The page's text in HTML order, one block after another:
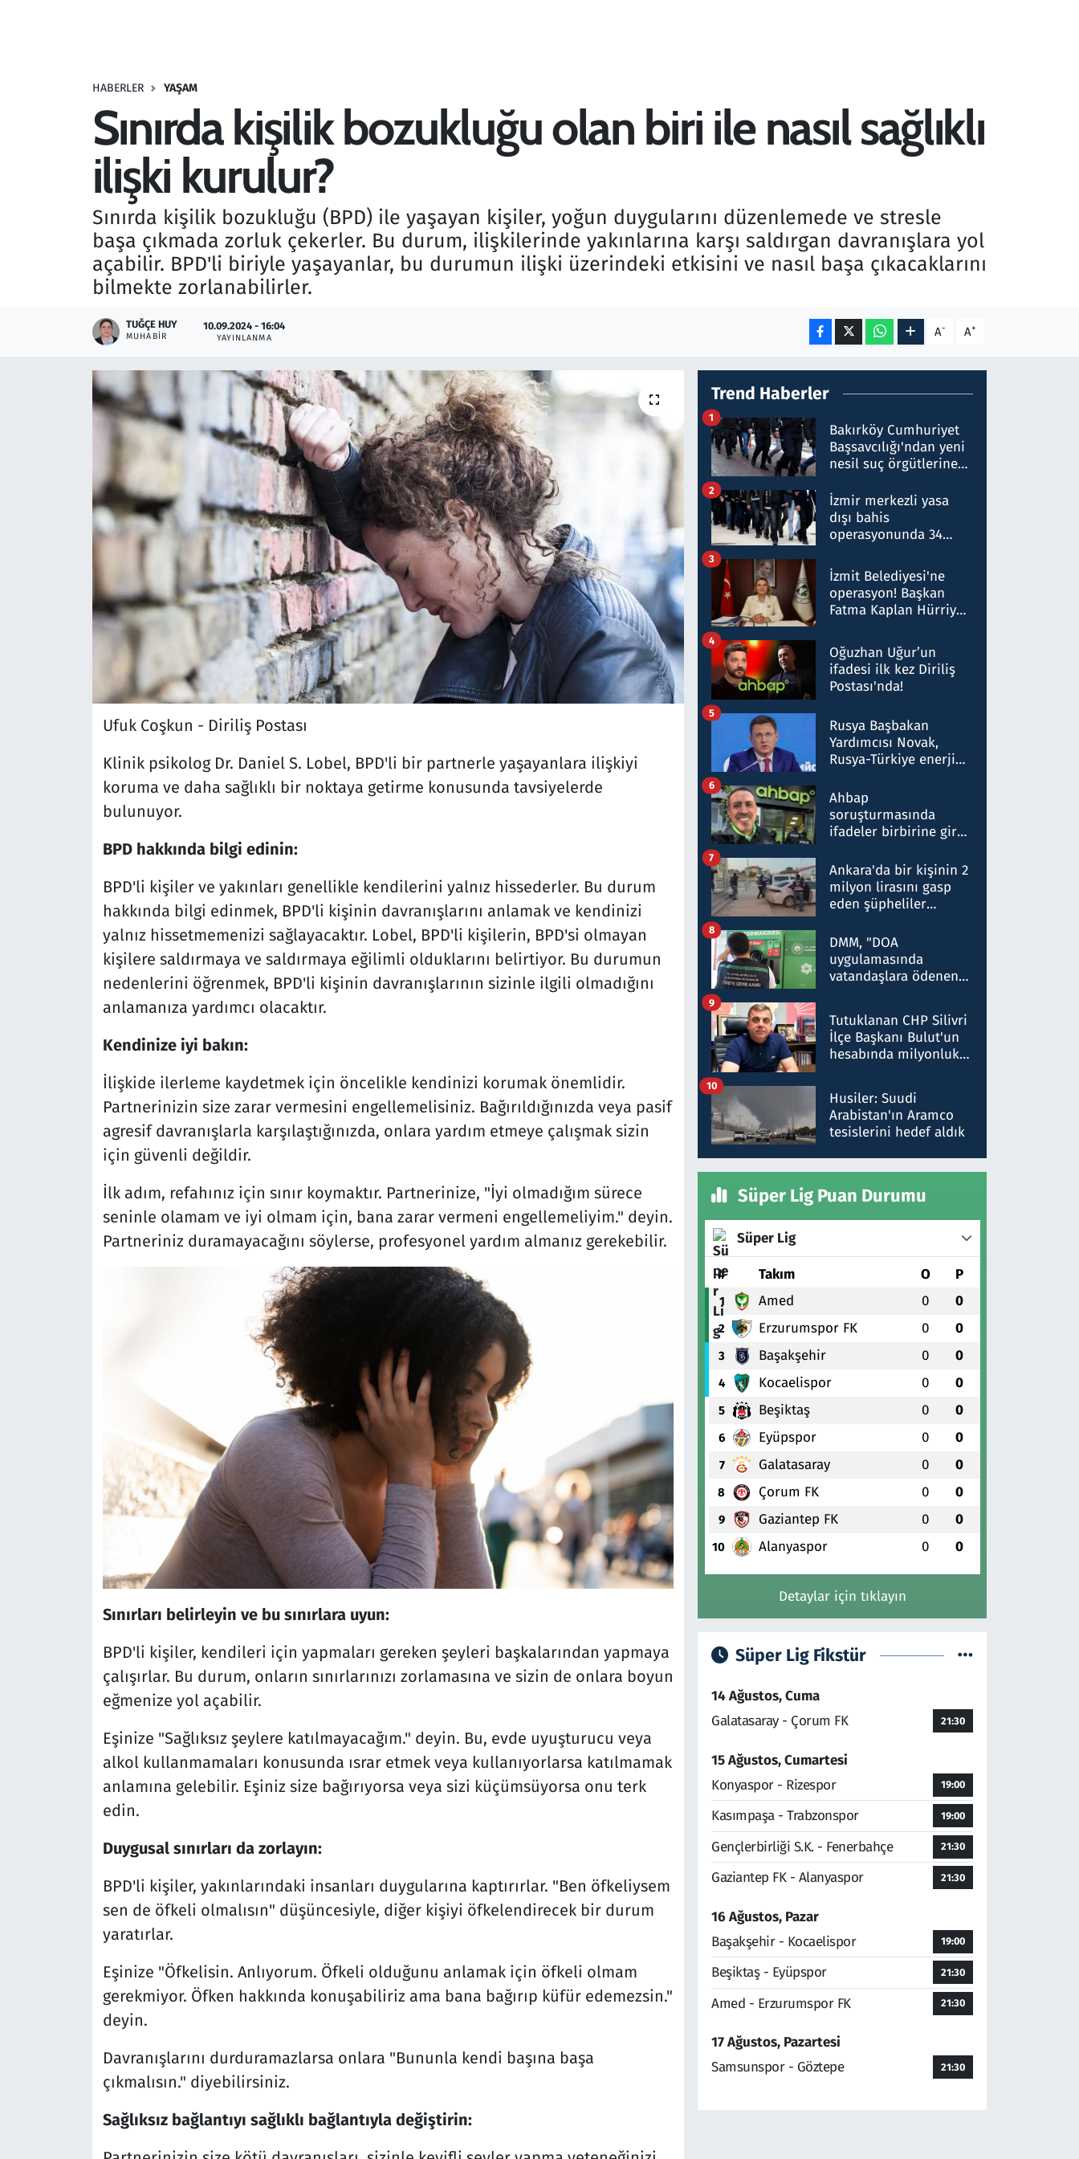
HABERLER YAŞAM
Sınırda kişilik bozukluğu olan biri ile nasıl sağlıklı
ilişki kurulur?
Sınırda kişilik bozukluğu (BPD) ile yaşayan kişiler, yoğun duygularını düzenlemede ve stresle
başa çıkmada zorluk çekerler. Bu durum, ilişkilerinde yakınlarına karşı saldırgan davranışlara yol
açabilir. BPD'li biriyle yaşayanlar, bu durumun ilişki üzerindeki etkisini ve nasıl başa çıkacaklarını
bilmekte zorlanabilirler.
TUĞÇE HUY
MUHABIR
10.09.2024 - 16:04
YAYINLANMA A- A+
Ufuk Coşkun - Diriliş Postası
Klinik psikolog Dr. Daniel S. Lobel, BPD'li bir partnerle yaşayanlara ilişkiyi
koruma ve daha sağlıklı bir noktaya getirme konusunda tavsiyelerde
bulunuyor.
BPD hakkında bilgi edinin:
BPD'li kişiler ve yakınları genellikle kendilerini yalnız hissederler. Bu durum
hakkında bilgi edinmek, BPD'li kişinin davranışlarını anlamak ve kendinizi
yalnız hissetmemenizi sağlayacaktır. Lobel, BPD'li kişilerin, BPD'si olmayan
kişilere saldırmaya ve saldırmaya eğilimli olduklarını belirtiyor. Bu durumun
nedenlerini öğrenmek, BPD'li kişinin davranışlarının sizinle ilgili olmadığını
anlamanıza yardımcı olacaktır.
Kendinize iyi bakın:
İlişkide ilerleme kaydetmek için öncelikle kendinizi korumak önemlidir.
Partnerinizin size zarar vermesini engellemelisiniz. Bağırıldığınızda veya pasif
agresif davranışlarla karşılaştığınızda, onlara yardım etmeye çalışmak sizin
için güvenli değildir.
İlk adım, refahınız için sınır koymaktır. Partnerinize, "İyi olmadığım sürece
seninle olamam ve iyi olmam için, bana zarar vermeni engellemeliyim." deyin.
Partneriniz duramayacağını söylerse, profesyonel yardım almanız gerekebilir.
Sınırları belirleyin ve bu sınırlara uyun:
BPD'li kişiler, kendileri için yapmaları gereken şeyleri başkalarından yapmaya
çalışırlar. Bu durum, onların sınırlarınızı zorlamasına ve sizin de onlara boyun
eğmenize yol açabilir.
Eşinize "Sağlıksız şeylere katılmayacağım." deyin. Bu, evde uyuşturucu veya
alkol kullanmamaları konusunda ısrar etmek veya kullanıyorlarsa katılmamak
anlamına gelebilir. Eşiniz size bağırıyorsa veya sizi küçümsüyorsa onu terk
edin.
Duygusal sınırları da zorlayın:
BPD'li kişiler, yakınlarındaki insanları duygularına kaptırırlar. "Ben öfkeliysem
sen de öfkeli olmalısın" düşüncesiyle, diğer kişiyi öfkelendirecek bir durum
yaratırlar.
Eşinize "Öfkelisin. Anlıyorum. Öfkeli olduğunu anlamak için öfkeli olmam
gerekmiyor. Öfken hakkında konuşabiliriz ama bana bağırıp küfür edemezsin."
deyin.
Davranışlarını durduramazlarsa onlara "Bununla kendi başına başa
çıkmalısın." diyebilirsiniz.
Sağlıksız bağlantıyı sağlıklı bağlantıyla değiştirin:
Trend Haberler
Bakırköy Cumhuriyet
Başsavcılığı'ndan yeni
nesil suç örgütlerine
hakkında gözaltı kararı
1
İzmir merkezli yasa
dışı bahis
operasyonunda 34
Milyar liralık para
trafiği tespit edildi
2
İzmit Belediyesi'ne
operasyon! Başkan
Fatma Kaplan Hürriyet
3
Oğuzhan Uğur’un
ifadesi ilk kez Diriliş
Postası'nda!
4
Rusya Başbakan
Yardımcısı Novak,
Rusya-Türkiye enerji
nitelikte olduğunu
belirtti
5
Ahbap
soruşturmasında
ifadeler birbirine girdi:
ifadelerinden ortaya
çıkan tablo şok etti
6
Ankara'da bir kişinin 2
milyon lirasını gasp
eden şüpheliler
7
DMM, "DOA
uygulamasında
vatandaşlara ödenen
düşürüldüğü" iddiasını
yalanladı
8
Tutuklanan CHP Silivri
İlçe Başkanı Bulut'un
hesabında milyonluk
talimat verdi, ben
gönderdim
9
Husiler: Suudi
Arabistan'ın Aramco
tesislerini hedef aldık
10
Süper Lig Puan Durumu
Süper Lig
# Takım O P
1 Amed 0 0
2 Erzurumspor FK 0 0
3 Başakşehir 0 0
4 Kocaelispor 0 0
5 Beşiktaş 0 0
6 Eyüpspor 0 0
7 Galatasaray 0 0
8 Çorum FK 0 0
9 Gaziantep FK 0 0
10 Alanyaspor 0 0
Detaylar için tıklayın
Süper Lig Fikstür
14 Ağustos, Cuma
Galatasaray - Çorum FK
21:30
15 Ağustos, Cumartesi
Konyaspor - Rizespor
19:00
Kasımpaşa - Trabzonspor 19:00
Gençlerbirliği S.K. - Fenerbahçe 21:30
Gaziantep FK - Alanyaspor 21:30
16 Ağustos, Pazar
Başakşehir - Kocaelispor
19:00
Beşiktaş - Eyüpspor 21:30
Amed - Erzurumspor FK 21:30
17 Ağustos, Pazartesi
Samsunspor - Göztepe
21:30
Savunma Sanayi
Teknoloji ve Bilim
Televizyon